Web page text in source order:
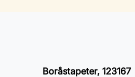
Boråstapeter, 123167